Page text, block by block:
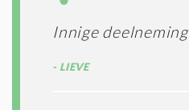
Innige deelneming
LIEVE